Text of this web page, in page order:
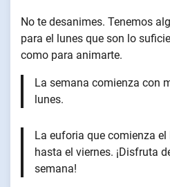
No te desanimes. Tenemos
para el lunes que son lo
como para animarte.
La semana comienza con
lunes.
La euforia que comienza
hasta el viernes. ¡Disfruta
semana!